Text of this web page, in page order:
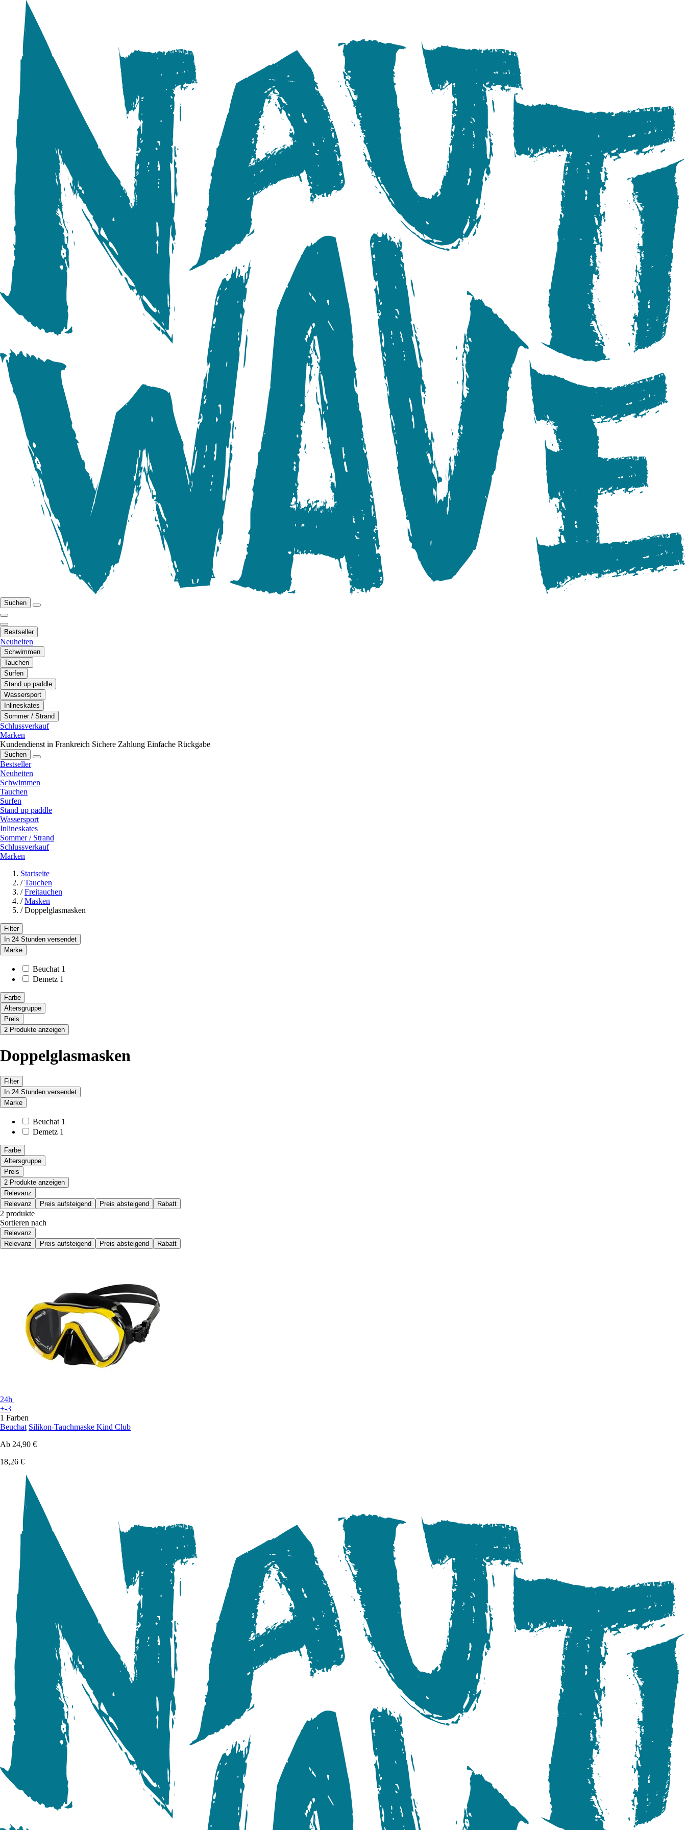
Suchen
Bestseller
Neuheiten
Schwimmen
Tauchen
Surfen
Stand up paddle
Wassersport
Inlineskates
Sommer / Strand
Schlussverkauf
Marken
Kundendienst in Frankreich Sichere Zahlung Einfache Rückgabe
Suchen
Bestseller
Neuheiten
Schwimmen
Tauchen
Surfen
Stand up paddle
Wassersport
Inlineskates
Sommer / Strand
Schlussverkauf
Marken
Startseite
/ Tauchen
/ Freitauchen
/ Masken
/ Doppelglasmasken
Filter
In 24 Stunden versendet
Marke
Beuchat 1
Demetz 1
Farbe
Altersgruppe
Preis
2 Produkte anzeigen
Doppelglasmasken
Filter
In 24 Stunden versendet
Marke
Beuchat 1
Demetz 1
Farbe
Altersgruppe
Preis
2 Produkte anzeigen
Relevanz
Relevanz
Preis aufsteigend Preis absteigend Rabatt
2 produkte
Sortieren nach
Relevanz
Relevanz
Preis aufsteigend Preis absteigend Rabatt
24h
+-3
1 Farben
Beuchat Silikon-Tauchmaske Kind Club
Ab 24,90 €
18,26 €